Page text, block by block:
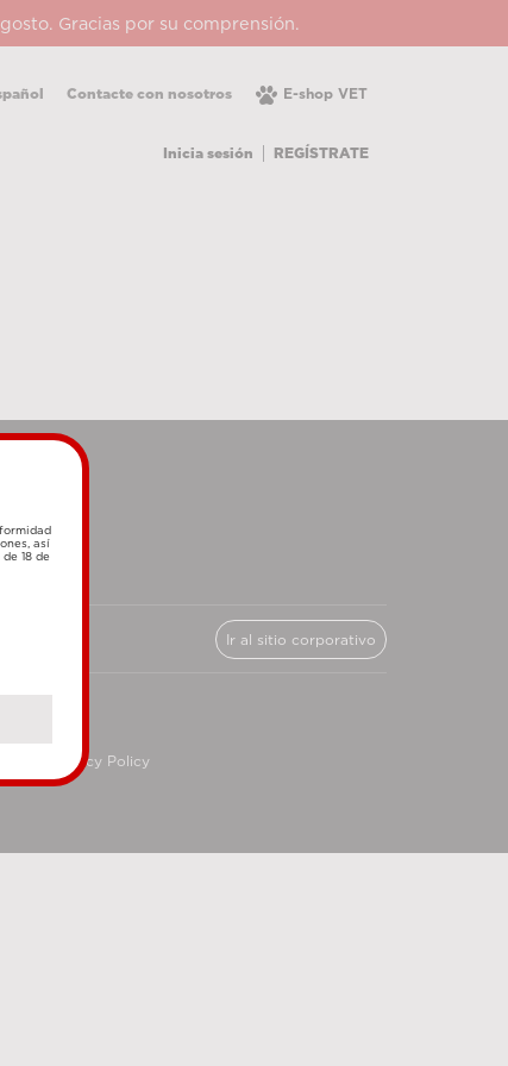
Gracias por su comprensión.
E-shop VET
Contacte con nosotros
Inicia sesión REGÍSTRATE
Ir al sitio corporativo
Privacy Policy
así
18 de